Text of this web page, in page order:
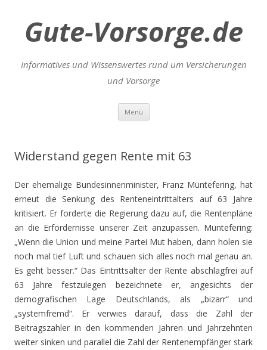
Gute-Vorsorge.de
Informatives und Wissenswertes rund um Versicherungen
und Vorsorge
Menü Zum
springen
Widerstand gegen Rente mit 63
Der ehemalige Bundesinnenminister, Franz Müntefering, hat
erneut die Senkung des Renteneintrittalters auf 63 Jahre
kritisiert. Er forderte die Regierung dazu auf, die Rentenpläne
an die Erfordernisse unserer Zeit anzupassen. Müntefering:
„Wenn die Union und meine Partei Mut haben, dann holen sie
noch mal tief Luft und schauen sich alles noch mal genau an.
Es geht besser.“ Das Eintrittsalter der Rente abschlagfrei auf
63 Jahre festzulegen bezeichnete er, angesichts der
demografischen Lage Deutschlands, als „bizarr“ und
„systemfremd“. Er verwies darauf, dass die Zahl der
Beitragszahler in den kommenden Jahren und Jahrzehnten
weiter sinken und parallel die Zahl der Rentenempfänger stark